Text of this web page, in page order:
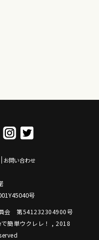
お問い合わせ
号
会 第541232304900号
簡単ウクレレ！ , 2018